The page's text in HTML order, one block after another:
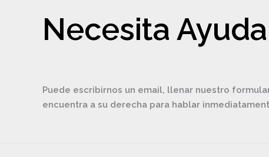
Necesita
Puede escribirnos un email, llenar nuestro
encuentra a su derecha para hablar